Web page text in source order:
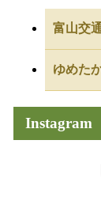
富山交
ゆめた
Instagram